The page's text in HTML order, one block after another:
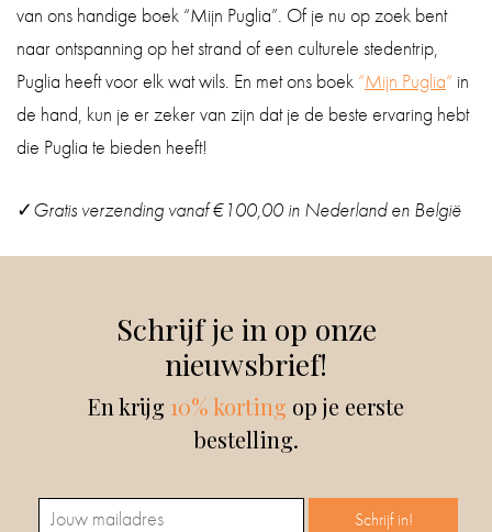
van ons handige boek “Mijn Puglia”. Of je nu op zoek bent
naar ontspanning op het strand of een culturele stedentrip,
Puglia heeft voor elk wat wils. En met ons boek “Mijn Puglia“ in
de hand, kun je er zeker van zijn dat je de beste ervaring hebt
die Puglia te bieden heeft!
✓Gratis verzending vanaf €100,00 in Nederland en België
Schrijf je in op onze
nieuwsbrief!
En krijg 10% korting op je eerste
bestelling.